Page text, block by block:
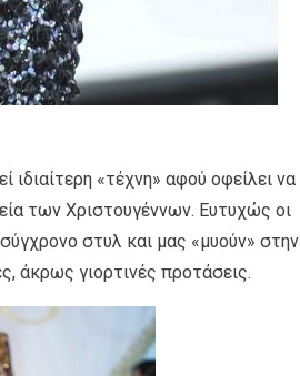
«τέχνη» αφού οφείλει να
των Xριστουγέννων. Ευτυχώς οι
στυλ και μας «μυούν» στην
άκρως γιορτινές προτάσεις.